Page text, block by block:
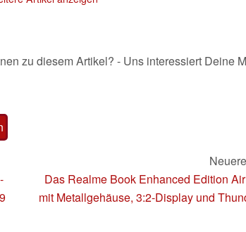
zu diesem Artikel? - Uns interessiert Deine
Das Realme Book Enhanced Edition
mit Metallgehäuse, 3:2-Display und